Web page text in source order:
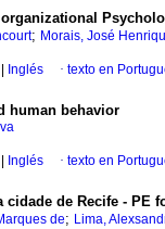
; Morais, José
Inglés · texto en
human behavior
Inglés · texto en
de Recife - PE
de; Lima,